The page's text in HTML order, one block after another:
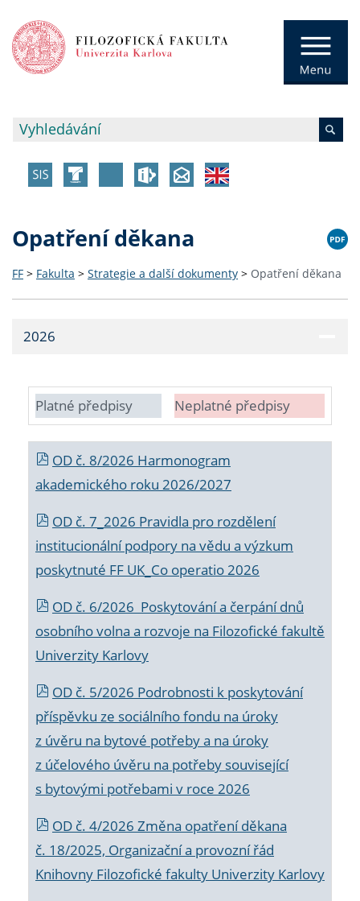
Opatření děkana
FF > Fakulta > Strategie a další dokumenty > Opatření děkana
2026
Platné předpisy Neplatné předpisy
OD č. 8/2026 Harmonogram
akademického roku 2026/2027
OD č. 7_2026 Pravidla pro rozdělení
institucionální podpory na vědu a výzkum
poskytnuté FF UK_Co operatio 2026
OD č. 6/2026 Poskytování a čerpání dnů
osobního volna a rozvoje na Filozofické fakultě
Univerzity Karlovy
OD č. 5/2026 Podrobnosti k poskytování
příspěvku ze sociálního fondu na úroky
z úvěru na bytové potřeby a na úroky
z účelového úvěru na potřeby související
s bytovými potřebami v roce 2026
OD č. 4/2026 Změna opatření děkana
č. 18/2025, Organizační a provozní řád
Knihovny Filozofické fakulty Univerzity Karlovy